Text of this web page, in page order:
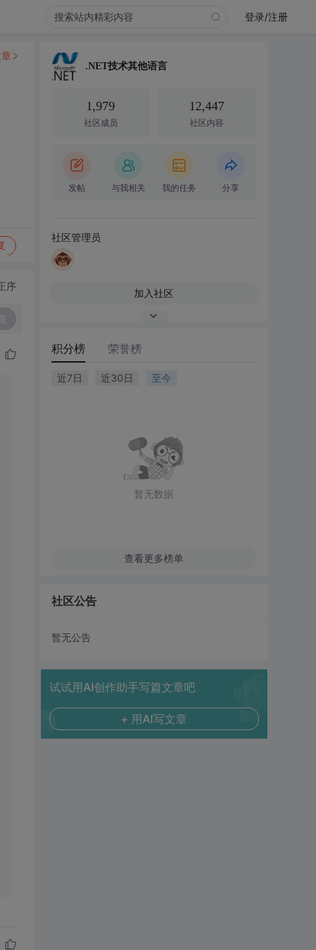
登录/注册
序
.NET技术其他语言
1,979
社区成员
12,447
社区内容
发帖 与我相关 我的任务 分享
社区管理员
加入社区
积分榜 荣誉榜
近7日 近30日 至今
暂无数据
查看更多榜单
社区公告
暂无公告
试试用AI创作助手写篇文章吧
+ 用AI写文章